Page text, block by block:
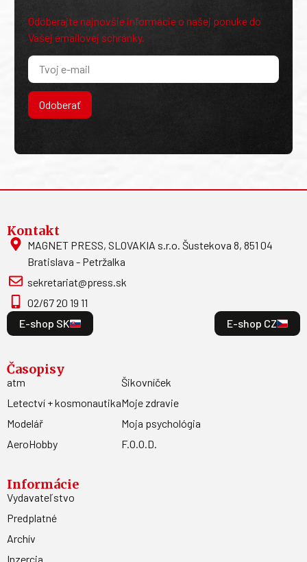
Odoberajte najnovšie informácie o našej ponuke do
Vašej emailovej schránky.
Odoberať
Kontakt
MAGNET PRESS, SLOVAKIA s.r.o. Šustekova 8, 851 04
Bratislava - Petržalka
sekretariat@press.sk
02/67 20 19 11
E-shop SK
E-shop CZ
Časopisy
atm
Letectví + kosmonautika
Modelář
AeroHobby
Šikovníček
Moje zdravie
Moja psychológia
F.O.O.D.
Informácie
Vydavateľstvo
Predplatné
Archív
Inzercia